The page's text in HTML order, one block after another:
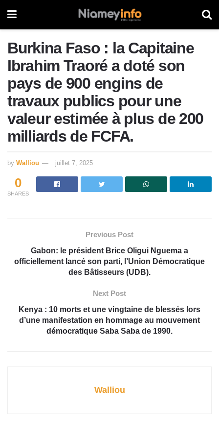
Burkina Faso : la Capitaine
Ibrahim Traoré a doté son
pays de 900 engins de
travaux publics pour une
valeur estimée à plus de 200
milliards de FCFA.
by Walliou juillet 7, 2025
0
SHARES
Previous Post
Gabon: le président Brice Oligui Nguema a
officiellement lancé son parti, l’Union Démocratique
des Bâtisseurs (UDB).
Next Post
Kenya : 10 morts et une vingtaine de blessés lors
d’une manifestation en hommage au mouvement
démocratique Saba Saba de 1990.
Walliou